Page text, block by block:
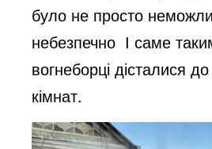
було не просто
небезпечно І саме
вогнеборці дісталися
кімнат.